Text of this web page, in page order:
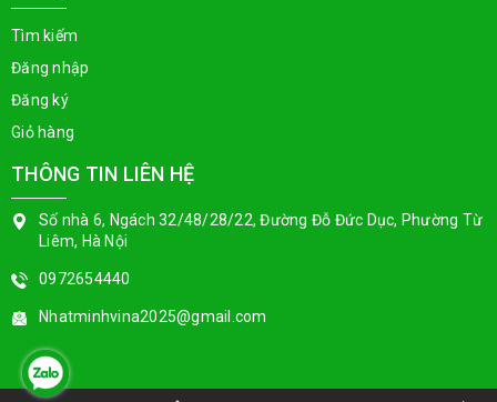
Tìm kiếm
Đăng nhập
Đăng ký
Giỏ hàng
THÔNG TIN LIÊN HỆ
Số nhà 6, Ngách 32/48/28/22, Đường Đỗ Đức Dục, Phường Từ
Liêm, Hà Nội
0972654440
Nhatminhvina2025@gmail.com